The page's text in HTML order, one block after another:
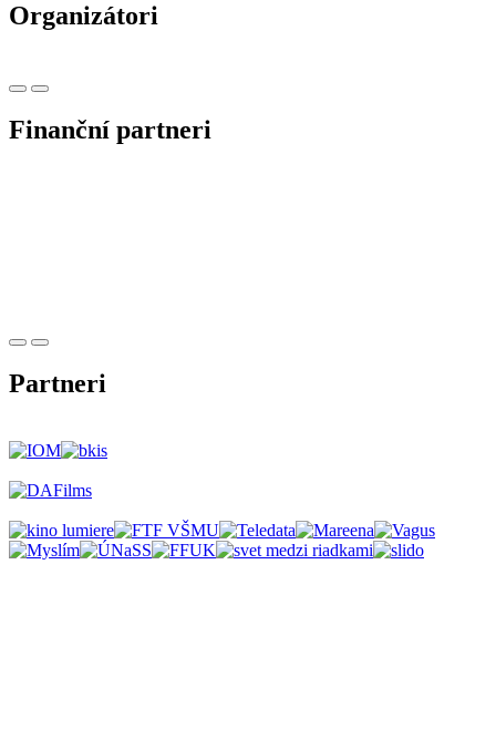
Organizátori
Finanční partneri
Partneri